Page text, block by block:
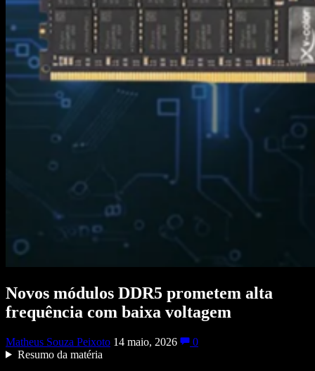
Novos módulos DDR5 prometem alta
frequência com baixa voltagem
Matheus Souza Peixoto 14 maio, 2026
0
Resumo da matéria